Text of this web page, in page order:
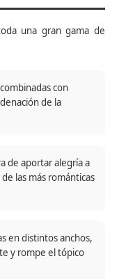
una gran gama de
con
de la
de aportar alegría a
las más románticas
en distintos anchos,
y rompe el tópico